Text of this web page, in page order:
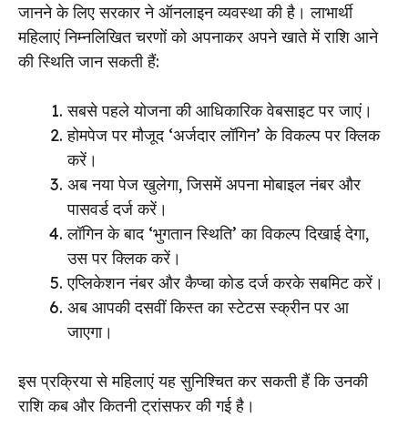
जानने के लिए सरकार ने ऑनलाइन व्यवस्था की है। लाभार्थी
महिलाएं निम्नलिखित चरणों को अपनाकर अपने खाते में राशि आने
की स्थिति जान सकती हैं:
सबसे पहले योजना की आधिकारिक वेबसाइट पर जाएं।
होमपेज पर मौजूद ‘अर्जदार लॉगिन’ के विकल्प पर क्लिक
करें।
अब नया पेज खुलेगा, जिसमें अपना मोबाइल नंबर और
पासवर्ड दर्ज करें।
लॉगिन के बाद ‘भुगतान स्थिति’ का विकल्प दिखाई देगा,
उस पर क्लिक करें।
एप्लिकेशन नंबर और कैप्चा कोड दर्ज करके सबमिट करें।
अब आपकी दसवीं किस्त का स्टेटस स्क्रीन पर आ
जाएगा।
इस प्रक्रिया से महिलाएं यह सुनिश्चित कर सकती हैं कि उनकी
राशि कब और कितनी ट्रांसफर की गई है।